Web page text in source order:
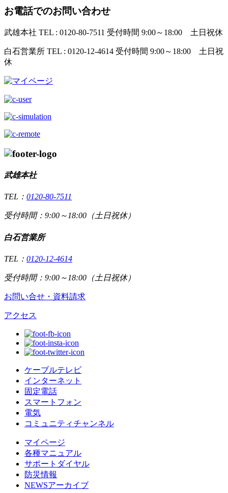
お電話でのお問い合わせ
武雄本社 TEL : 0120-80-7511 受付時間 9:00～18:00 土日祝休
白石営業所 TEL : 0120-12-4614 受付時間 9:00～18:00 土日祝
休
武雄本社
TEL： 0120-80-7511
受付時間：9:00～18:00（土日祝休）
白石営業所
TEL： 0120-12-4614
受付時間：9:00～18:00（土日祝休）
お問い合せ・資料請求
アクセス
ケーブルテレビ
インターネット
固定電話
スマートフォン
電気
コミュニティチャンネル
マイページ
各種マニュアル
サポートダイヤル
防災情報
NEWSアーカイブ